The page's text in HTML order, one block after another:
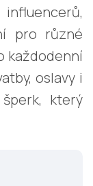
pro různé
každodenní
oslavy i
který